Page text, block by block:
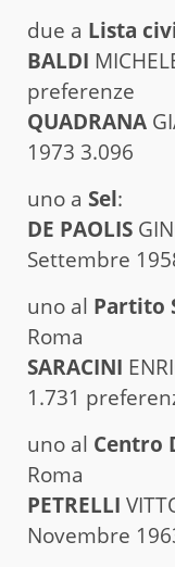
due a Lista
BALDI
preferenze
QUADRANA
1973 3.096
uno a Sel:
DE PAOLIS
Settembre
uno al Partito
Roma
SARACINI
1.731
uno al Centro
Roma
PETRELLI
Novembre